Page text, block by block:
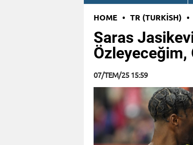
HOME • TR (TURKISH) •
Saras
Özleyeceğim,
07/TEM/25 15:59